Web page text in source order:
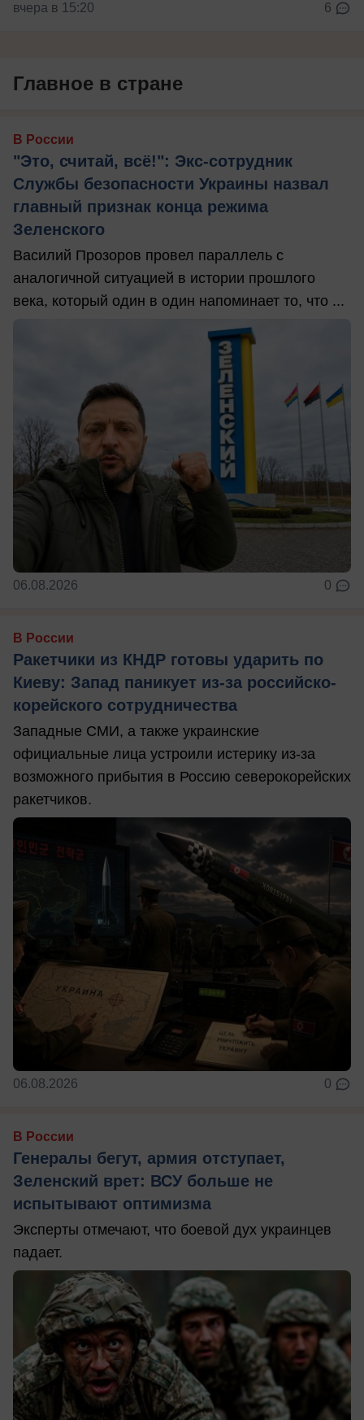
вчера в 15:20 6
Главное в стране
В России
"Это, считай, всё!": Экс-сотрудник
Службы безопасности Украины назвал
главный признак конца режима
Зеленского
Василий Прозоров провел параллель с
аналогичной ситуацией в истории прошлого
века, который один в один напоминает то, что ...
06.08.2026 0
В России
Ракетчики из КНДР готовы ударить по
Киеву: Запад паникует из-за российско-
корейского сотрудничества
Западные СМИ, а также украинские
официальные лица устроили истерику из-за
возможного прибытия в Россию северокорейских
ракетчиков.
06.08.2026 0
В России
Генералы бегут, армия отступает,
Зеленский врет: ВСУ больше не
испытывают оптимизма
Эксперты отмечают, что боевой дух украинцев
падает.